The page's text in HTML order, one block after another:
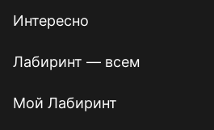
Интересно
Лабиринт — всем
Мой Лабиринт